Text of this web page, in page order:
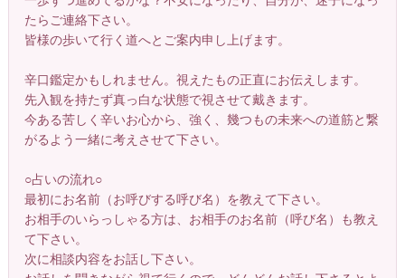
たらご連絡下さい。
皆様の歩いて行く道へとご案内申し上げます。
辛口鑑定かもしれません。視えたもの正直にお伝えします。
先入観を持たず真っ白な状態で視させて戴きます。
今ある苦しく辛いお心から、強く、幾つもの未来への道筋と繋
がるよう一緒に考えさせて下さい。
○占いの流れ○
最初にお名前（お呼びする呼び名）を教えて下さい。
お相手のいらっしゃる方は、お相手のお名前（呼び名）も教え
て下さい。
次に相談内容をお話し下さい。